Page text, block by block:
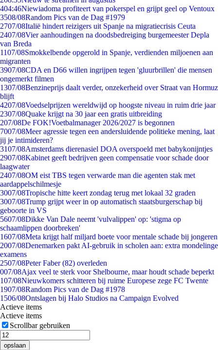
404:46Niewiadoma profiteert van pokerspel en grijpt geel op Ventoux
3508/08Random Pics van de Dag #1979
2707/08Italië hindert reizigers uit Spanje na migratiecrisis Ceuta
2407/08Vier aanhoudingen na doodsbedreiging burgemeester Depla
van Breda
1107/08Smokkelbende opgerold in Spanje, verdienden miljoenen aan
migranten
3907/08CDA en D66 willen ingrijpen tegen 'gluurbrillen' die mensen
ongemerkt filmen
1307/08Benzineprijs daalt verder, onzekerheid over Straat van Hormuz
blijft
4207/08Voedselprijzen wereldwijd op hoogste niveau in ruim drie jaar
2307/08Quake krijgt na 30 jaar een gratis uitbreiding
207/08De FOK!Voetbalmanager 2026/2027 is begonnen
7007/08Meer agressie tegen een andersluidende politieke mening, laat
jij je intimideren?
3107/08Amsterdams dierenasiel DOA overspoeld met babykonijntjes
2907/08Kabinet geeft bedrijven geen compensatie voor schade door
laagwater
2407/08OM eist TBS tegen verwarde man die agenten stak met
aardappelschilmesje
3007/08Tropische hitte keert zondag terug met lokaal 32 graden
3007/08Trump grijpt weer in op automatisch staatsburgerschap bij
geboorte in VS
5607/08Dikke Van Dale neemt 'vulvalippen' op: 'stigma op
schaamlippen doorbreken'
1607/08Meta krijgt half miljard boete voor mentale schade bij jongeren
2007/08Denemarken pakt AI-gebruik in scholen aan: extra mondelinge
examens
2507/08Peter Faber (82) overleden
007/08Ajax veel te sterk voor Shelbourne, maar houdt schade beperkt
107/08Nieuwkomers schitteren bij ruime Europese zege FC Twente
1907/08Random Pics van de Dag #1978
1506/08Ontslagen bij Halo Studios na Campaign Evolved
Actieve items
Actieve items
Scrollbar gebruiken
opslaan